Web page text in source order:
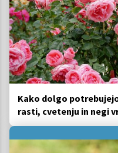
Kako dolgo
rasti, cvetenju in negi